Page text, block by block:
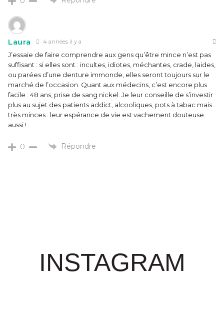
Laura 4 années il y a
J’essaie de faire comprendre aux gens qu’être mince n’est pas
suffisant : si elles sont : incultes, idiotes, méchantes, crade, laides,
ou parées d’une denture immonde, elles seront toujours sur le
marché de l’occasion. Quant aux médecins, c’est encore plus
facile : 48 ans, prise de sang nickel. Je leur conseille de s’investir
plus au sujet des patients addict, alcooliques, pots à tabac mais
très minces : leur espérance de vie est vachement douteuse
aussi !
0 Répondre
INSTAGRAM